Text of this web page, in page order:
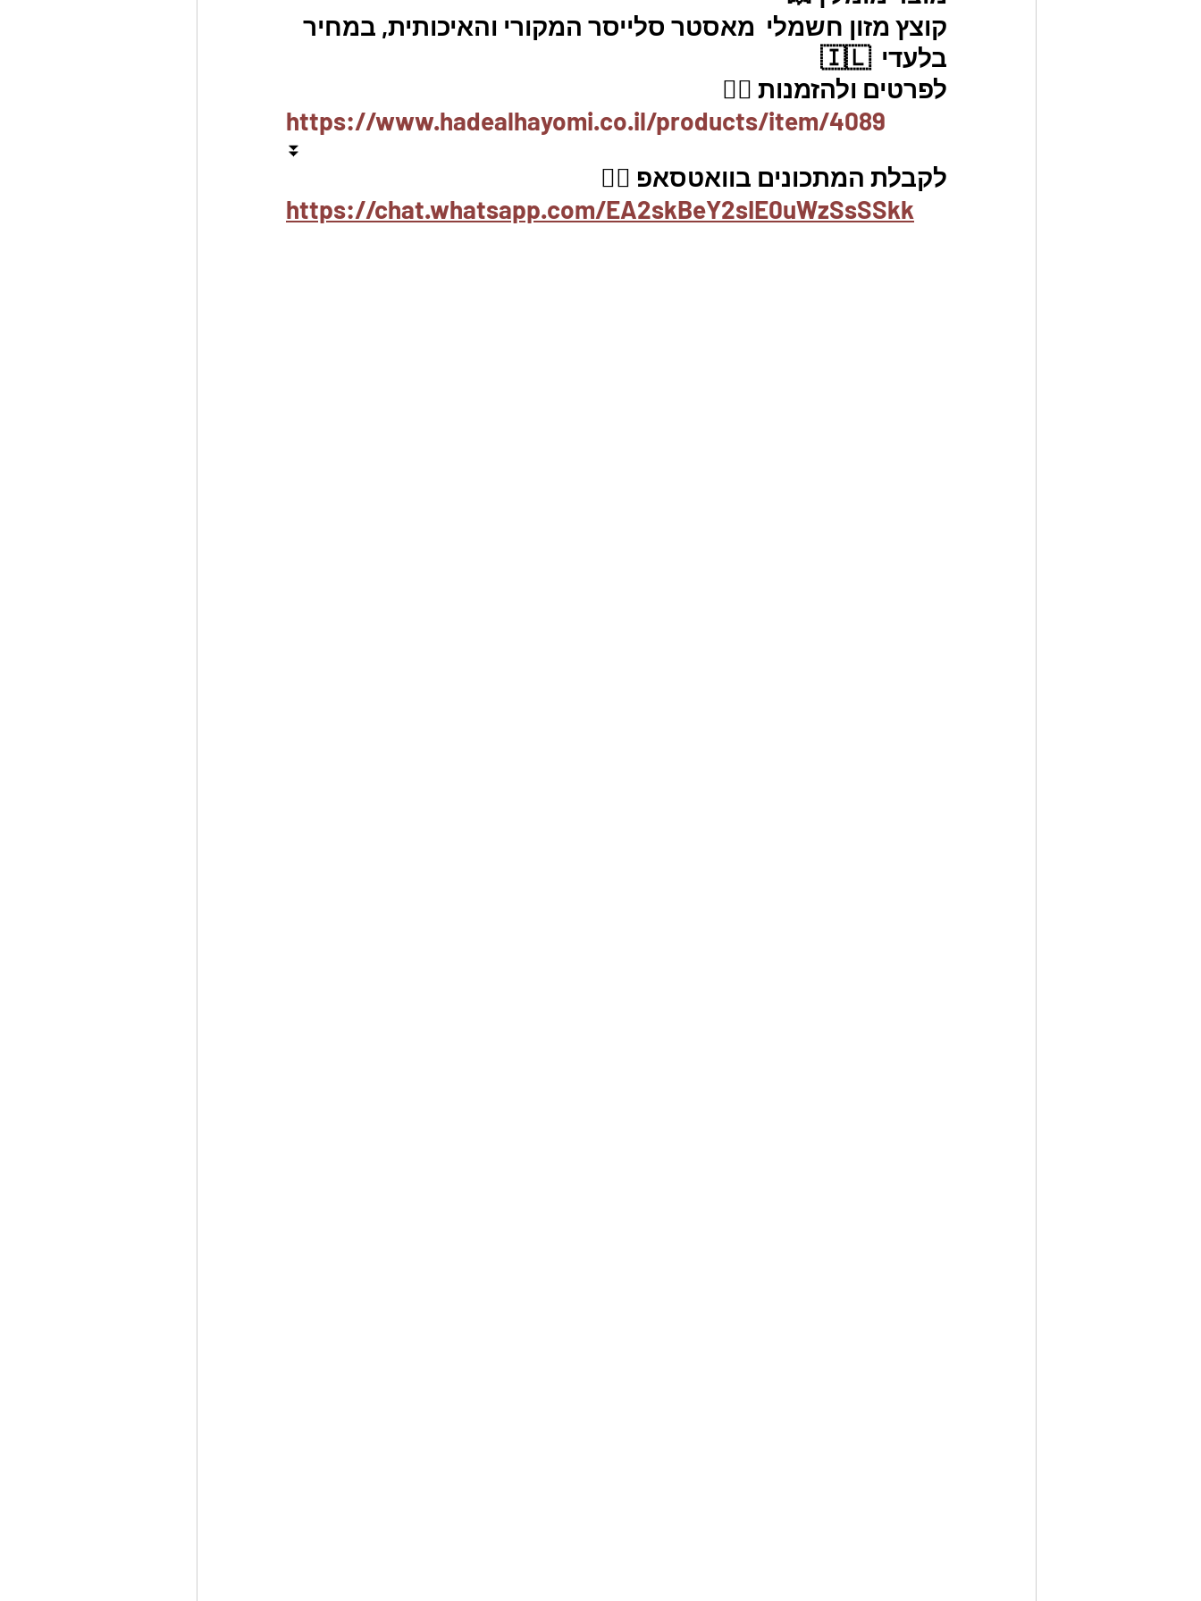
קוצץ מזון חשמלי  מאסטר סלייסר המקורי והאיכותית, במחיר
בלעדי  🇮🇱
לפרטים ולהזמנות 👇🏼
https://www.hadealhayomi.co.il/products/item/4089
⏬
לקבלת המתכונים בוואטסאפ 👇🏽
https://chat.whatsapp.com/EA2skBeY2sIE0uWzSsSSkk